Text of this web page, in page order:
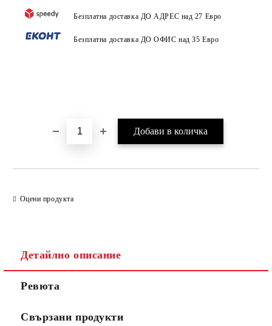
Безплатна доставка ДО АДРЕС над 27 Евро
Безплатна доставка ДО ОФИС над 35 Евро
Оцени продукта
Детайлно описание
Ревюта
Свързани продукти